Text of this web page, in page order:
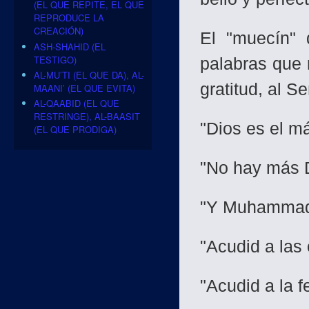
El "muecín"
palabras que
gratitud, al
"Dios es el
"No hay más
"Y
"Acudid a
"Acudid a la
(EL QUE REPITE, EL QUE
REPRODUCE LA
CREACIÓN)
ASH-SHAHID (EL
TESTIGO)
AL-MU’TI (EL QUE DA), AL-
MAANI’ (EL QUE EVITA)
AL-QAABID (EL QUE
RESTRINGE), AL-BAASIT
(EL QUE PRODIGA)